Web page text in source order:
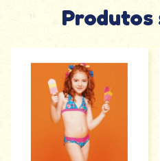
Produtos